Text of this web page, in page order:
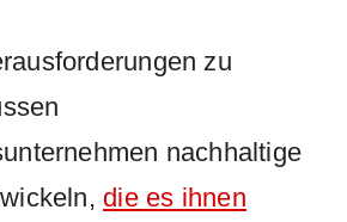
zu
nachhaltige‍
die es⁤ ihnen